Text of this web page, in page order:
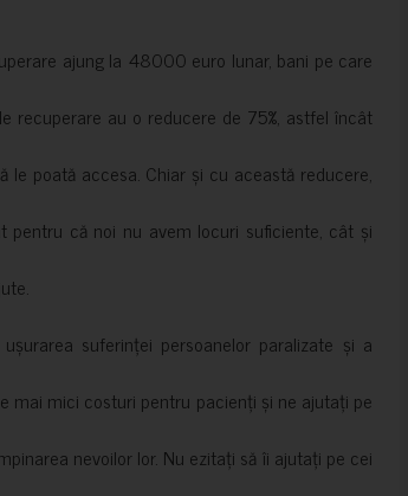
ajung la 48000 euro lunar, bani pe care
recuperare au o reducere de 75%, astfel încât
poată accesa. Chiar și cu această reducere,
că noi nu avem locuri suficiente, cât și
suferinței persoanelor paralizate și a
mai mici costuri pentru pacienți și ne ajutați pe
nevoilor lor. Nu ezitați să îi ajutați pe cei